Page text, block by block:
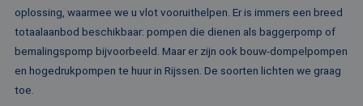
oplossing, waarmee we u vlot vooruithelpen. Er is immers een breed
totaalaanbod beschikbaar: pompen die dienen als baggerpomp of
bemalingspomp bijvoorbeeld. Maar er zijn ook bouw-dompelpompen
en hogedrukpompen te huur in Rijssen. De soorten lichten we graag
toe.